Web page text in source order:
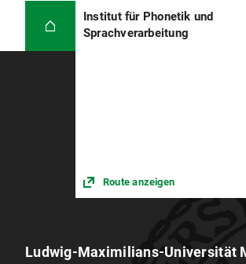
Institut für Phonetik und
Sprachverarbeitung
Route anzeigen
Ludwig-Maximilians-Universität